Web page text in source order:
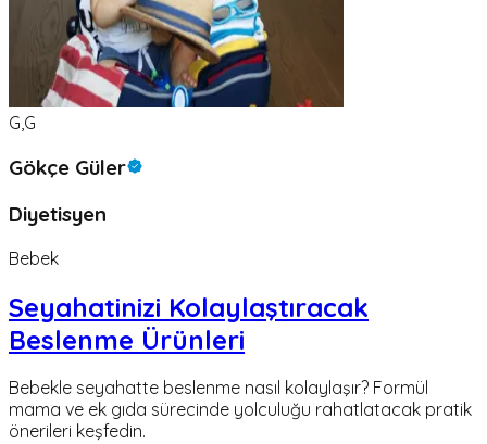
G,G
Gökçe Güler
Diyetisyen
Bebek
Seyahatinizi Kolaylaştıracak
Beslenme Ürünleri
Bebekle seyahatte beslenme nasıl kolaylaşır? Formül
mama ve ek gıda sürecinde yolculuğu rahatlatacak pratik
önerileri keşfedin.